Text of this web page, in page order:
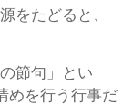
をたどると、
節句」とい
めを行う行事だ